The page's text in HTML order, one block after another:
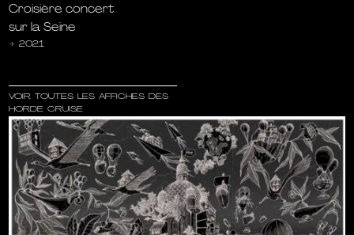
Croisière concert
sur la Seine
→2021
VOIR TOUTES LES AFFICHES DES
HORDE CRUISE